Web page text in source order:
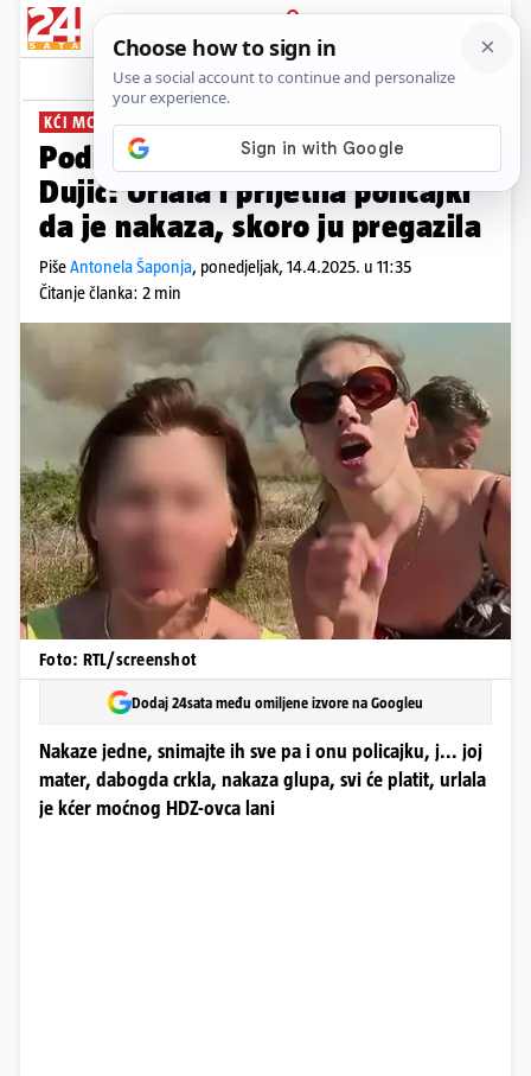
PRIJAVA
News Komentari
KĆI MOĆNOG HDZ-OVCA
Podignuli optužnicu protiv Anne
Dujić: Urlala i prijetila policajki
da je nakaza, skoro ju pregazila
PišeAntonela Šaponja, ponedjeljak, 14.4.2025. u 11:35
Čitanje članka: 2 min
Foto: RTL/screenshot
Dodaj 24sata među omiljene izvore na Googleu
Nakaze jedne, snimajte ih sve pa i onu policajku, j... joj
mater, dabogda crkla, nakaza glupa, svi će platit, urlala
je kćer moćnog HDZ-ovca lani